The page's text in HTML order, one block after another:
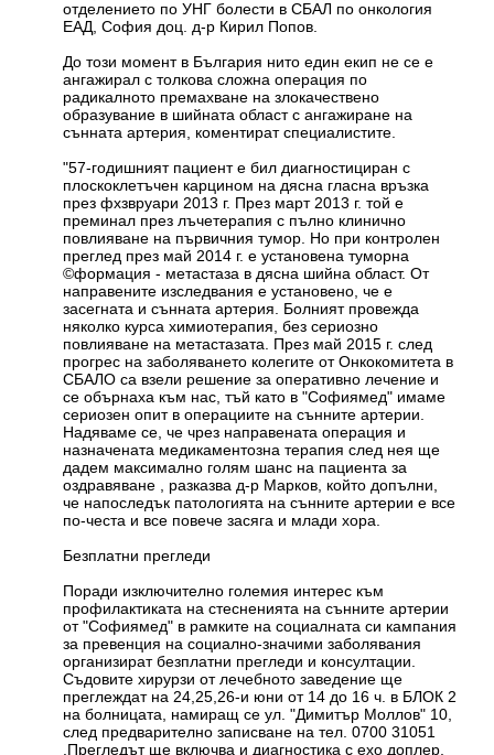
отделението по УНГ болести в СБАЛ по онкология
ЕАД, София доц. д-р Кирил Попов.
До този момент в България нито един екип не се е
ангажирал с толкова сложна операция по
радикалното премахване на злокачествено
образувание в шийната област с ангажиране на
сънната артерия, коментират специалистите.
"57-годишният пациент е бил диагностициран с
плоскоклетъчен карцином на дясна гласна връзка
през фхзвруари 2013 г. През март 2013 г. той е
преминал през лъчетерапия с пълно клинично
повлияване на първичния тумор. Но при контролен
преглед през май 2014 г. е установена туморна
©формация - метастаза в дясна шийна област. От
направените изследвания е установено, че е
засегната и сънната артерия. Болният провежда
няколко курса химиотерапия, без сериозно
повлияване на метастазата. През май 2015 г. след
прогрес на заболяването колегите от Онкокомитета в
СБАЛО са взели решение за оперативно лечение и
се обърнаха към нас, тъй като в "Софиямед" имаме
сериозен опит в операциите на сънните артерии.
Надяваме се, че чрез направената операция и
назначената медикаментозна терапия след нея ще
дадем максимално голям шанс на пациента за
оздравяване , разказва д-р Марков, който допълни,
че напоследък патологията на сънните артерии е все
по-честа и все повече засяга и млади хора.
Безплатни прегледи
Поради изключително големия интерес към
профилактиката на стесненията на сънните артерии
от "Софиямед" в рамките на социалната си кампания
за превенция на социално-значими заболявания
организират безплатни прегледи и консултации.
Съдовите хирурзи от лечебното заведение ще
преглеждат на 24,25,26-и юни от 14 до 16 ч. в БЛОК 2
на болницата, намиращ се ул. "Димитър Моллов" 10,
след предварително записване на тел. 0700 31051
.Прегледът ще включва и диагностика с ехо доплер,